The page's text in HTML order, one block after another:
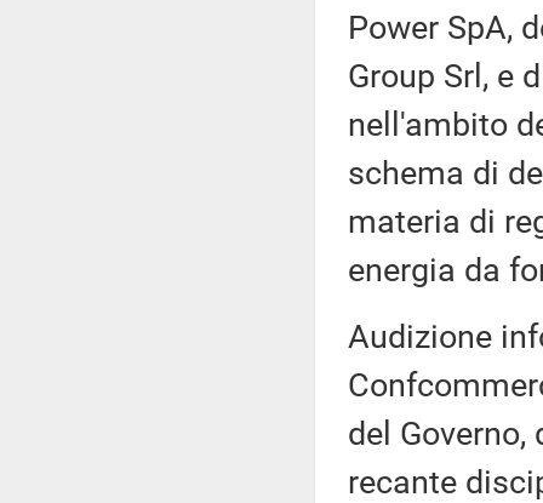
Power SpA,
Group Srl, e
nell'ambito
schema di
materia di
energia da
Audizione
del
recante